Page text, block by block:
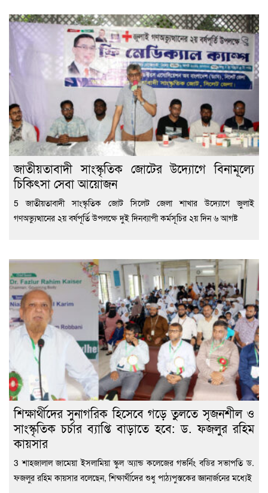
জাতীয়তাবাদী সাংস্কৃতিক জোটের উদ্যোগে বিনামূল্যে
চিকিৎসা সেবা আয়োজন
5 জাতীয়তাবাদী সাংস্কৃতিক জোট সিলেট জেলা শাখার উদ্যোগে জুলাই
গণঅভ্যুত্থানের ২য় বর্ষপূর্তি উপলক্ষে দুই দিনব্যাপী কর্মসূচির ২য় দিন ৬ আগষ্ট
শিক্ষার্থীদের সুনাগরিক হিসেবে গড়ে তুলতে সৃজনশীল ও
সাংস্কৃতিক চর্চার ব্যাপ্তি বাড়াতে হবে: ড. ফজলুর রহিম
কায়সার
3 শাহজালাল জামেয়া ইসলামিয়া স্কুল অ্যান্ড কলেজের গভর্নিং বডির সভাপতি ড.
ফজলুর রহিম কায়সার বলেছেন, শিক্ষার্থীদের শুধু পাঠ্যপুস্তকের জ্ঞানার্জনের মধ্যেই